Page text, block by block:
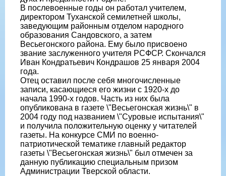
В послевоенные годы он работал учителем,
директором Туханской семилетней школы,
заведующим районным отделом народного
образования Сандовского, а затем
Весьегонского района. Ему было присвоено
звание заслуженного учителя РСФСР. Скончался
Иван Кондратьевич Кондрашов 25 января 2004
года.
Отец оставил после себя многочисленные
записи, касающиеся его жизни с 1920-х до
начала 1990-х годов. Часть из них была
опубликована в газете \"Весьегонская жизнь\" в
2004 году под названием \"Суровые испытания\"
и получила положительную оценку у читателей
газеты. На конкурсе СМИ по военно-
патриотической тематике главный редактор
газеты \"Весьегонская жизнь\" был отмечен за
данную публикацию специальным призом
Администрации Тверской области.